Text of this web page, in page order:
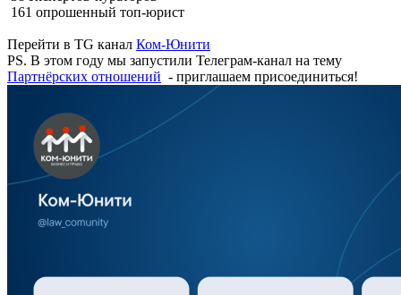
161 опрошенный топ-юрист
Перейти в TG канал Ком-Юнити
PS. В этом году мы запустили Телеграм-канал на тему
Партнёрских отношений - приглашаем присоединиться!